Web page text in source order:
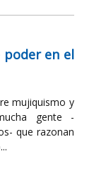
poder en el
mujiquismo y
gente -
que razonan